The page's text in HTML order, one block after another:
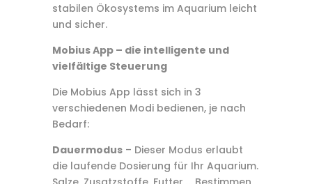
stabilen Ökosystems im Aquarium leicht
und sicher.
Mobius App – die intelligente und
vielfältige Steuerung
Die Mobius App lässt sich in 3
verschiedenen Modi bedienen, je nach
Bedarf:
Dauermodus– Dieser Modus erlaubt
die laufende Dosierung für Ihr Aquarium.